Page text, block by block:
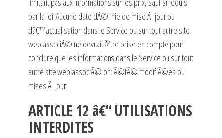
limitant pas aux informations sur les prix, sauf si requis
par la loi. Aucune date dÃ©finie de mise Ã jour ou
dâ€™actualisation dans le Service ou sur tout autre site
web associÃ© ne devrait Ãªtre prise en compte pour
conclure que les informations dans le Service ou sur tout
autre site web associÃ© ont Ã©tÃ© modifiÃ©es ou
mises Ã jour.
ARTICLE 12 â€“ UTILISATIONS
INTERDITES